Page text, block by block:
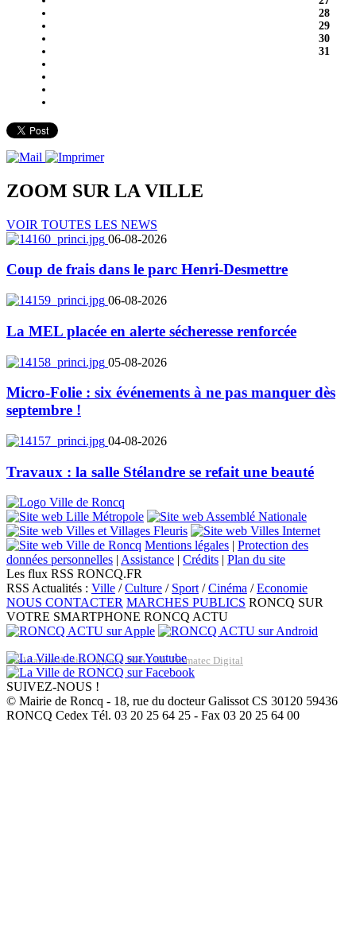
28
29
30
31
ZOOM SUR LA VILLE
VOIR TOUTES LES NEWS
06-08-2026
Coup de frais dans le parc Henri-Desmettre
06-08-2026
La MEL placée en alerte sécheresse renforcée
05-08-2026
Micro-Folie : six événements à ne pas manquer dès
septembre !
04-08-2026
Travaux : la salle Stélandre se refait une beauté
Mentions légales | Protection des
données personnelles | Assistance | Crédits | Plan du site
Les flux RSS RONCQ.FR
RSS Actualités : Ville /Culture / Sport/Cinéma /Economie
NOUS CONTACTER MARCHES PUBLICS RONCQ SUR
VOTRE SMARTPHONE RONCQ ACTU
Réalisation du site: Agence Web Lille Promatec Digital
SUIVEZ-NOUS !
© Mairie de Roncq - 18, rue du docteur Galissot CS 30120 59436
RONCQ Cedex Tél. 03 20 25 64 25 - Fax 03 20 25 64 00